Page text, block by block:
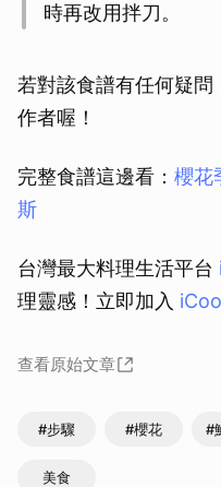
時再改用拌刀。
若對該食譜有任何疑
作者喔！
完整食譜這邊看： 櫻花
斯
台灣最大料理生活平台
理靈感！立即加入
查看原始文章
#步驟 #櫻花 #
美食